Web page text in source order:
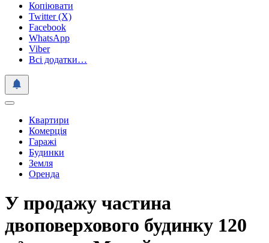
Копіювати
Twitter (X)
Facebook
WhatsApp
Viber
Всі додатки…
Квартири
Комерція
Гаражі
Будинки
Земля
Оренда
У продажу частина
двоповерхового будинку 120